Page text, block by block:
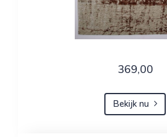
369,00
Bekijk nu